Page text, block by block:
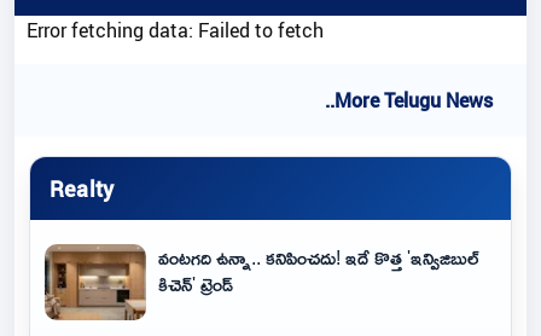
Error fetching data: Failed to fetch
..More Telugu News
Realty
వంటగది ఉన్నా.. కనిపించదు! ఇదే కొత్త 'ఇన్విజిబుల్
కిచెన్' ట్రెండ్